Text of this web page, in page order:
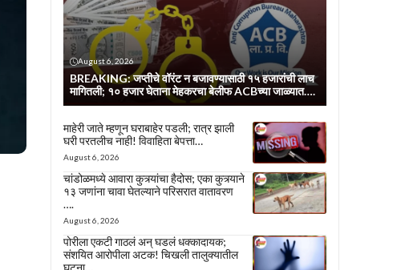
August 6, 2026
BREAKING: जप्तीचे वॉरंट न बजावण्यासाठी १५ हजारांची लाच
मागितली; १० हजार घेताना मेहकरचा बेलीफ ACBच्या जाळ्यात….
माहेरी जाते म्हणून घराबाहेर पडली; रात्र झाली
घरी परतलीच नाही! विवाहिता बेपत्ता…
August 6, 2026
चांडोळमध्ये आवारा कुत्र्यांचा हैदोस; एका कुत्र्याने
१३ जणांना चावा घेतल्याने परिसरात वातावरण
….
August 6, 2026
पोरीला एकटी गाठलं अन् घडलं धक्कादायक;
संशयित आरोपीला अटक! चिखली तालुक्यातील
घटना…